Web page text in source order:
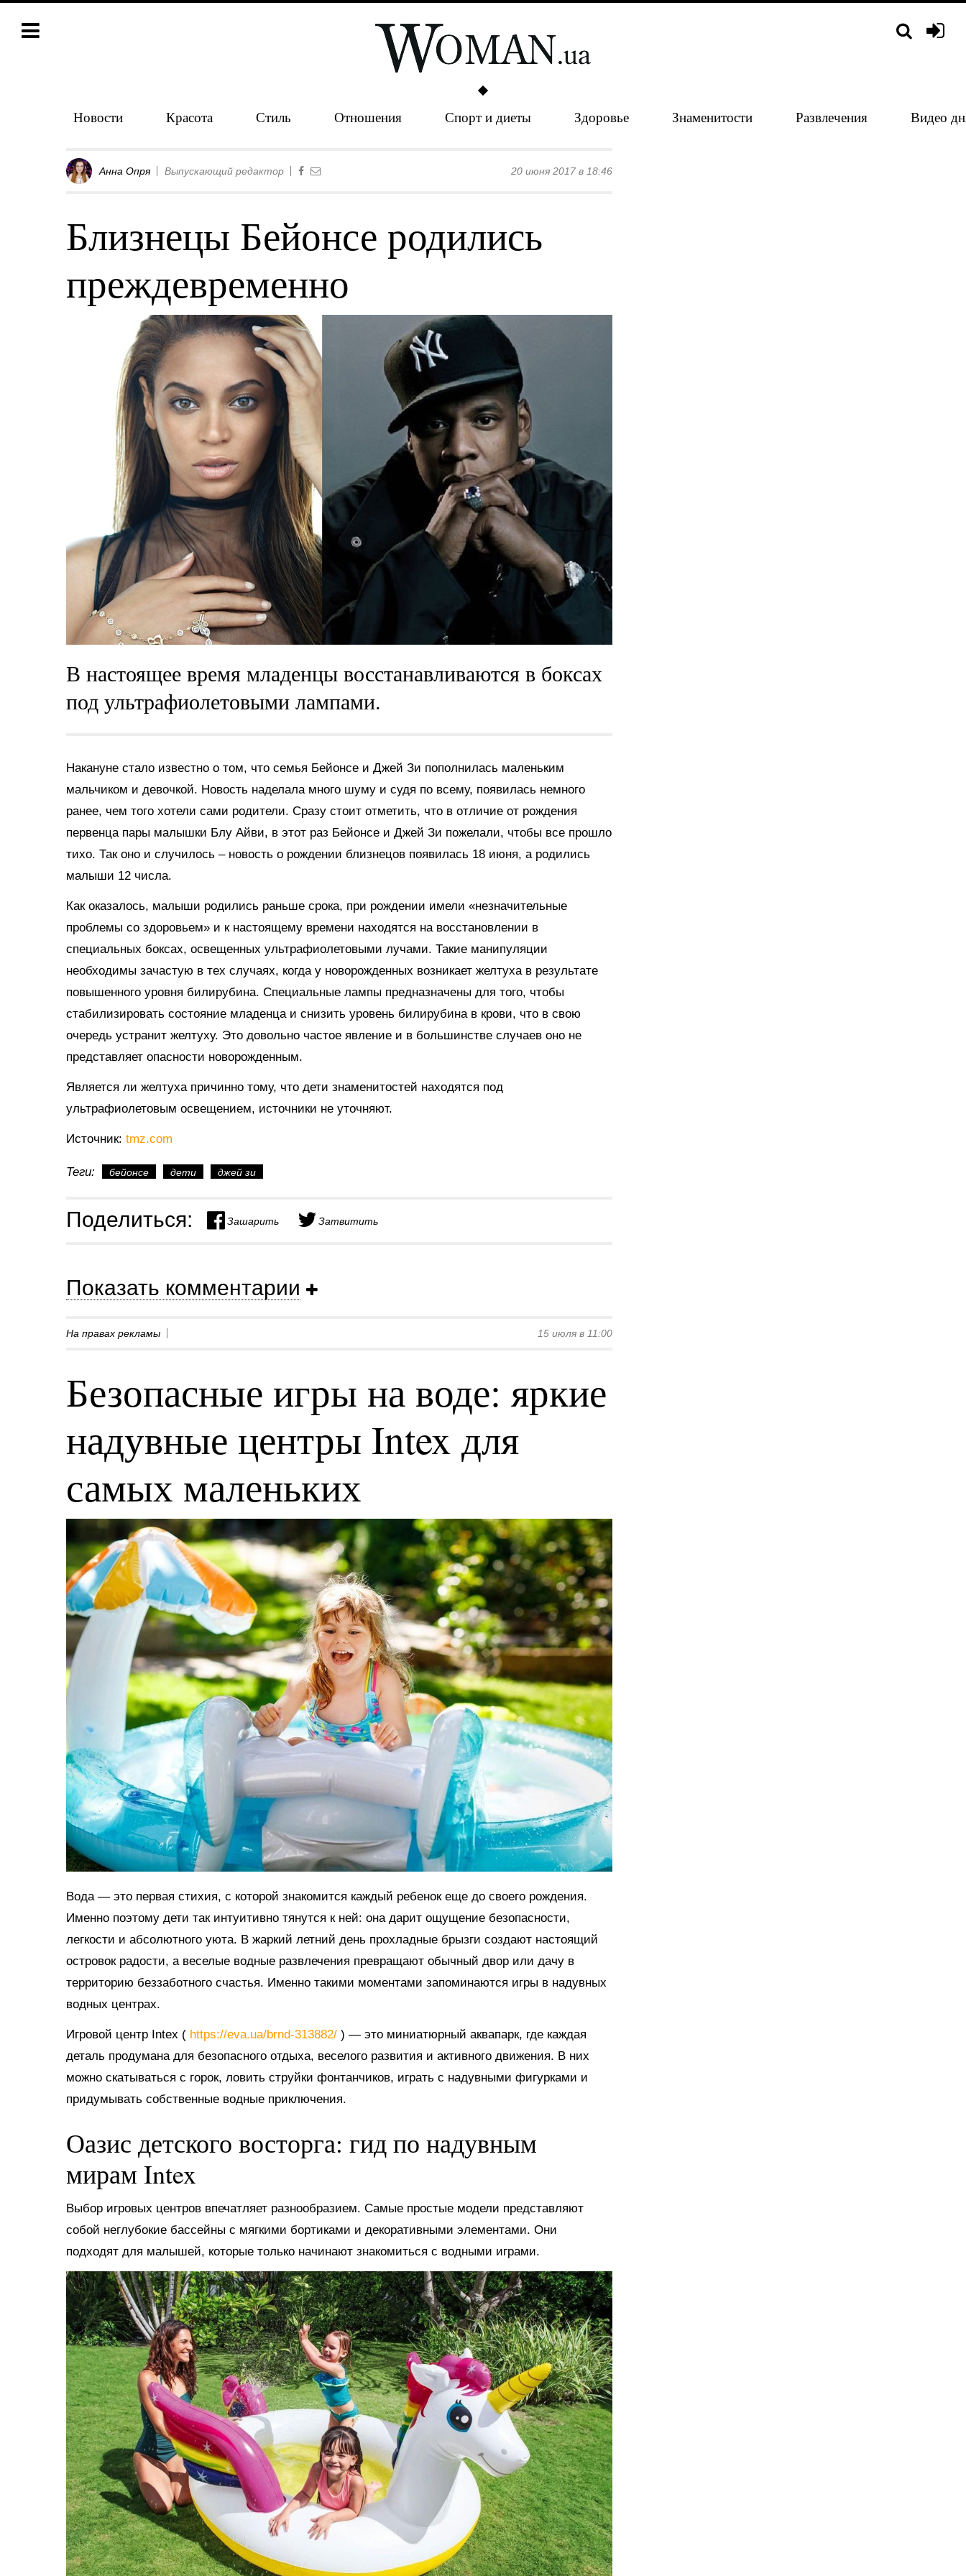
Новости Красота Стиль Отношения Спорт и диеты Здоровье Знаменитости Развлечения Видео
Анна Опря Выпускающий редактор 20 июня 2017 в 18:46
Близнецы Бейонсе родились
преждевременно
В настоящее время младенцы восстанавливаются в боксах
под ультрафиолетовыми лампами.
Накануне стало известно о том, что семья Бейонсе и Джей Зи пополнилась маленьким
мальчиком и девочкой. Новость наделала много шуму и судя по всему, появилась немного
ранее, чем того хотели сами родители. Сразу стоит отметить, что в отличие от рождения
первенца пары малышки Блу Айви, в этот раз Бейонсе и Джей Зи пожелали, чтобы все прошло
тихо. Так оно и случилось – новость о рождении близнецов появилась 18 июня, а родились
малыши 12 числа.
Как оказалось, малыши родились раньше срока, при рождении имели «незначительные
проблемы со здоровьем» и к настоящему времени находятся на восстановлении в
специальных боксах, освещенных ультрафиолетовыми лучами. Такие манипуляции
необходимы зачастую в тех случаях, когда у новорожденных возникает желтуха в результате
повышенного уровня билирубина. Специальные лампы предназначены для того, чтобы
стабилизировать состояние младенца и снизить уровень билирубина в крови, что в свою
очередь устранит желтуху. Это довольно частое явление и в большинстве случаев оно не
представляет опасности новорожденным.
Является ли желтуха причинно тому, что дети знаменитостей находятся под
ультрафиолетовым освещением, источники не уточняют.
Источник: tmz.com
Теги: бейонсе дети джей зи
Поделиться: Зашарить Затвитить
Показать комментарии
На правах рекламы 15 июля в 11:00
Безопасные игры на воде: яркие
надувные центры Intex для
самых маленьких
Вода — это первая стихия, с которой знакомится каждый ребенок еще до своего рождения.
Именно поэтому дети так интуитивно тянутся к ней: она дарит ощущение безопасности,
легкости и абсолютного уюта. В жаркий летний день прохладные брызги создают настоящий
островок радости, а веселые водные развлечения превращают обычный двор или дачу в
территорию беззаботного счастья. Именно такими моментами запоминаются игры в надувных
водных центрах.
Игровой центр Intex ( https://eva.ua/brnd-313882/ ) — это миниатюрный аквапарк, где каждая
деталь продумана для безопасного отдыха, веселого развития и активного движения. В них
можно скатываться с горок, ловить струйки фонтанчиков, играть с надувными фигурками и
придумывать собственные водные приключения.
Оазис детского восторга: гид по надувным
мирам Intex
Выбор игровых центров впечатляет разнообразием. Самые простые модели представляют
собой неглубокие бассейны с мягкими бортиками и декоративными элементами. Они
подходят для малышей, которые только начинают знакомиться с водными играми.